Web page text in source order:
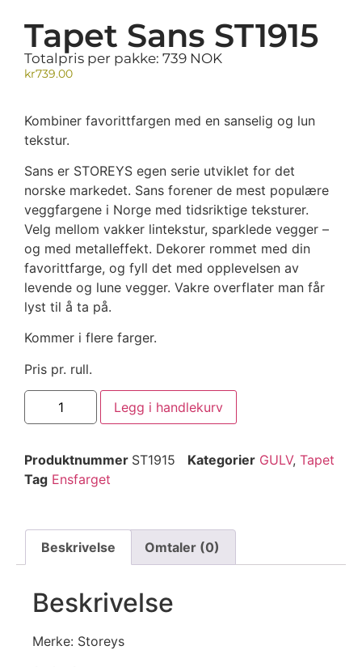
Tapet Sans ST1915
Totalpris per pakke: 739 NOK
kr739.00
Kombiner favorittfargen med en sanselig og lun
tekstur.
Sans er STOREYS egen serie utviklet for det
norske markedet. Sans forener de mest populære
veggfargene i Norge med tidsriktige teksturer.
Velg mellom vakker lintekstur, sparklede vegger –
og med metalleffekt. Dekorer rommet med din
favorittfarge, og fyll det med opplevelsen av
levende og lune vegger. Vakre overflater man får
lyst til å ta på.
Kommer i flere farger.
Pris pr. rull.
Legg i handlekurv
Produktnummer ST1915 Kategorier GULV, Tapet
Tag Ensfarget
Beskrivelse Omtaler (0)
Beskrivelse
Merke: Storeys